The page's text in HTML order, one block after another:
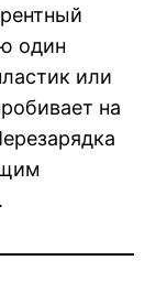
один
или
на